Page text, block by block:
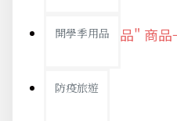
開學季用品
防疫旅遊
"預購商品" 商